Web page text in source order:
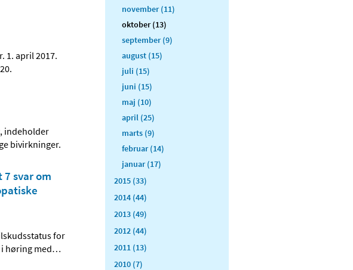
1. april 2017.
indeholder
bivirkninger.
svar om
for
høring med…
november (11)
oktober (13)
september (9)
august (15)
juli (15)
juni (15)
maj (10)
april (25)
marts (9)
februar (14)
januar (17)
2015 (33)
2014 (44)
2013 (49)
2012 (44)
2011 (13)
2010 (7)